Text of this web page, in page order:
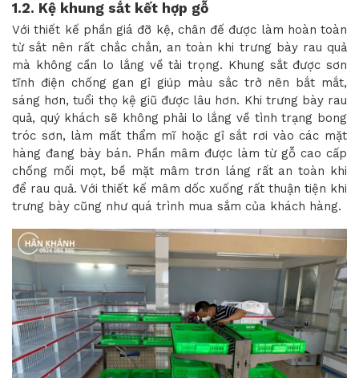
1.2. Kệ khung sắt kết hợp gỗ
Với thiết kế phần giá đỡ kệ, chân đế được làm hoàn toàn
từ sắt nên rất chắc chắn, an toàn khi trưng bày rau quả
mà không cần lo lắng về tải trọng. Khung sắt được sơn
tĩnh điện chống gan gỉ giúp màu sắc trở nên bắt mắt,
sáng hơn, tuổi thọ kệ giũ được lâu hơn. Khi trưng bày rau
quả, quý khách sẽ không phải lo lắng về tình trạng bong
tróc sơn, làm mất thẩm mĩ hoặc gỉ sắt rơi vào các mặt
hàng đang bày bán. Phần mâm được làm từ gỗ cao cấp
chống mối mọt, bề mặt mâm trơn láng rất an toàn khi
để rau quả. Với thiết kế mâm dốc xuống rất thuận tiện khi
trưng bày cũng như quá trình mua sắm của khách hàng.